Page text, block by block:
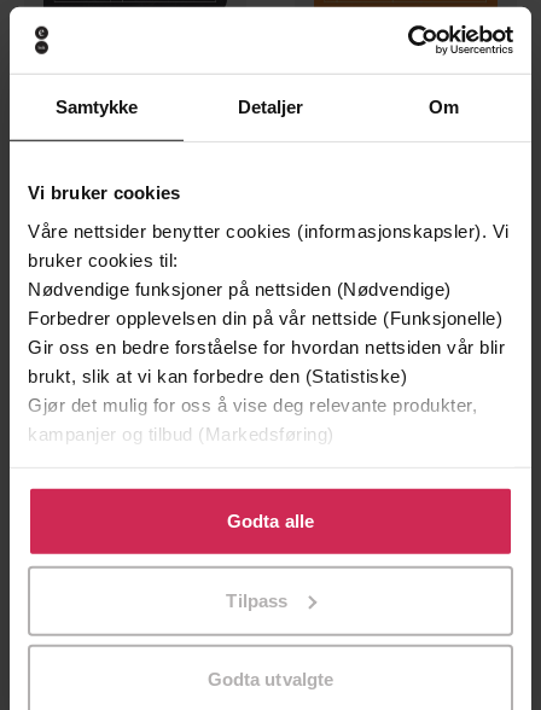
Samtykke Detaljer Om
Vi bruker cookies
Våre nettsider benytter cookies (informasjonskapsler). Vi
bruker cookies til:
Nødvendige funksjoner på nettsiden (Nødvendige)
Forbedrer opplevelsen din på vår nettside (Funksjonelle)
Gir oss en bedre forståelse for hvordan nettsiden vår blir
brukt, slik at vi kan forbedre den (Statistiske)
Gjør det mulig for oss å vise deg relevante produkter,
kampanjer og tilbud (Markedsføring)
Klikk på «Godta alle» for å gi oss ditt samtykke til å
bruke cookies for alle disse formålene. Du kan også
tilpasse ditt samtykke til spesifikke formål ved å klikke
Godta alle
Tilpass
Godta utvalgte
118,-
Life Hacks for Dads
Dan Marshall
118,-
Travel Hacks
Dan Marshall
39,-
118,-